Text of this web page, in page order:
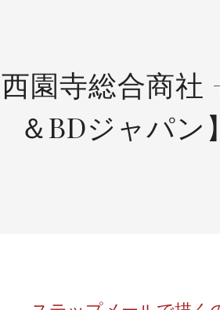
西園寺総合商社
＆BDジャパン